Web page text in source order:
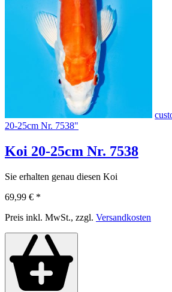
20-25cm Nr. 7538"
Koi 20-25cm Nr. 7538
Sie erhalten genau diesen Koi
69,99 € *
Preis inkl. MwSt., zzgl. Versandkosten